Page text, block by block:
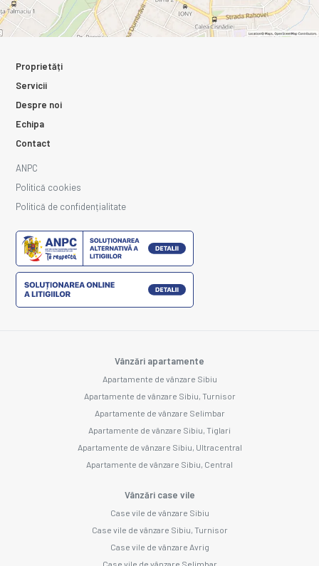
Proprietăți
Servicii
Despre noi
Echipa
Contact
ANPC
Politică cookies
Politică de confidențialitate
Vânzări apartamente
Apartamente de vânzare Sibiu
Apartamente de vânzare Sibiu, Turnisor
Apartamente de vânzare Selimbar
Apartamente de vânzare Sibiu, Tiglari
Apartamente de vânzare Sibiu, Ultracentral
Apartamente de vânzare Sibiu, Central
Vânzări case vile
Case vile de vânzare Sibiu
Case vile de vânzare Sibiu, Turnisor
Case vile de vânzare Avrig
Case vile de vânzare Selimbar